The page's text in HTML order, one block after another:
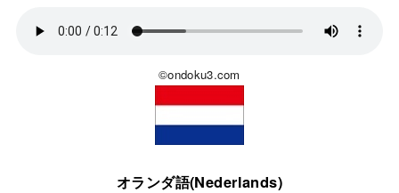
©ondoku3.com
オランダ語(Nederlands)